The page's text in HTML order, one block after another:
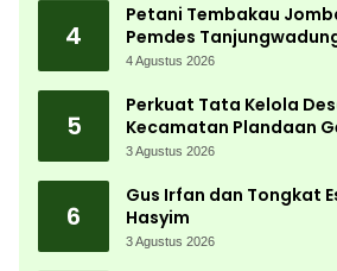
4
Petani Tembakau
Pemdes
Bergerak Cepat
4 Agustus 2026
5
Perkuat Tata Kelola
Kecamatan Plandaan
Aparatur Pemdes
3 Agustus 2026
6
Gus Irfan dan Tongkat
Hasyim
3 Agustus 2026